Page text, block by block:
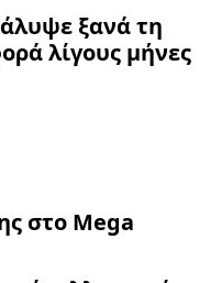
ξανά τη
λίγους μήνες
στο Mega